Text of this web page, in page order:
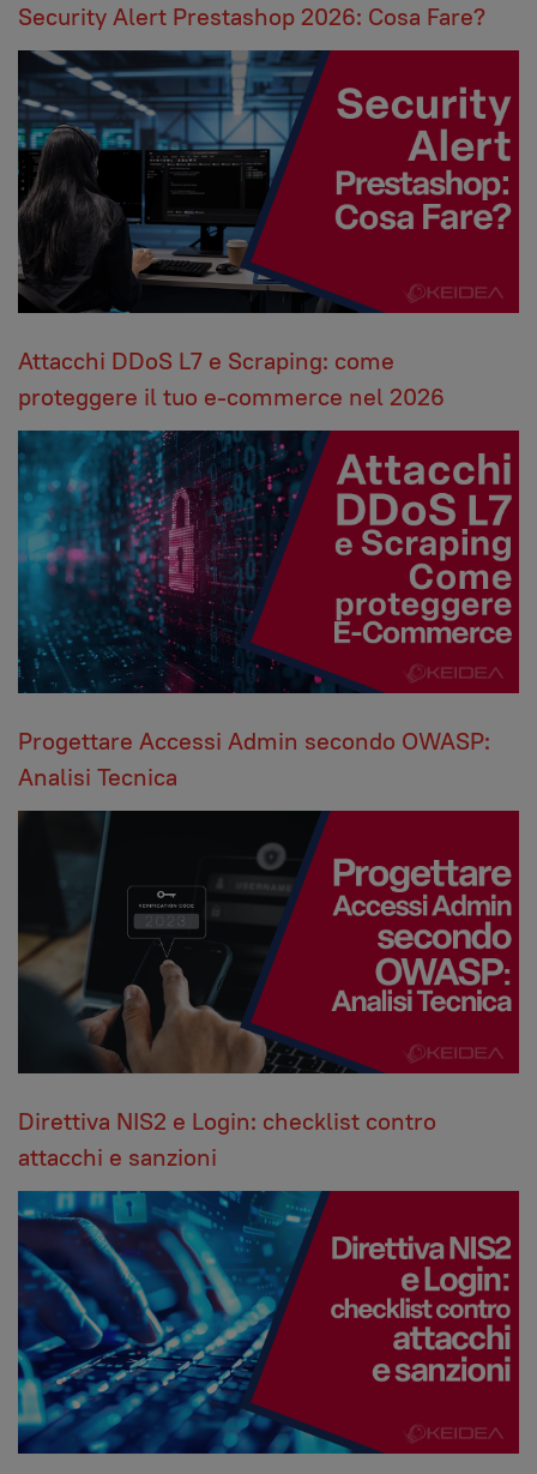
Security Alert Prestashop 2026: Cosa Fare?
Attacchi DDoS L7 e Scraping: come
proteggere il tuo e-commerce nel 2026
Progettare Accessi Admin secondo OWASP:
Analisi Tecnica
Direttiva NIS2 e Login: checklist contro
attacchi e sanzioni